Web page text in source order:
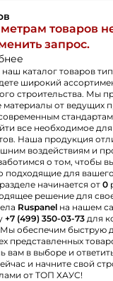
открытие новых
бренда. Наличие
площадок
и контроль
демонстрирует
российском рынке
25-40%.
Ключевые тренды,
и
RUSPANEL
Ежегодное
выставках и
партнерство с
товаров
запрос.
каталог товаров
широкий
строительства. Мы
материалы от ведущих
все необходимое
Наша продукция
воздействиям и
о том, чтобы
подходящие для
начинается от 0
решение для
Ruspanel на нашем
+7 (499) 350-03-73 для
обеспечим быструю
представленных
вам в выборе и
и начните свой
от ТОП ХАУС!